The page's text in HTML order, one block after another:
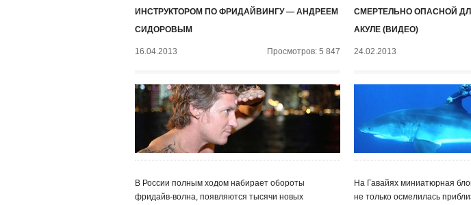
ИНСТРУКТОРОМ ПО ФРИДАЙВИНГУ — АНДРЕЕМ
СИДОРОВЫМ
16.04.2013 Просмотров: 5 847
В России полным ходом набирает обороты
фридайв-волна, появляются тысячи новых
СМЕРТЕЛЬНО ОПАСНОЙ
АКУЛЕ (ВИДЕО)
24.02.2013
На Гавайях миниатюрная
не только осмелилась